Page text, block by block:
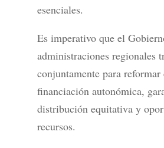
esenciales.
Es imperativo que el
administraciones regionales
conjuntamente para reformar
financiación autonómica,
distribución equitativa y
recursos.